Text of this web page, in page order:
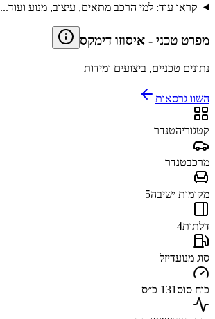
קראו עוד: למי הרכב מתאים, עיצוב, מנוע ועוד...
מפרט טכני - איסוזו דימקס
נתונים טכניים, ביצועים ומידות
השוו גרסאות
קטגוריהטנדר
מרכבטנדר
מקומות ישיבה5
דלתות4
סוג מנועדיזל
כוח סוס131 כ״ס